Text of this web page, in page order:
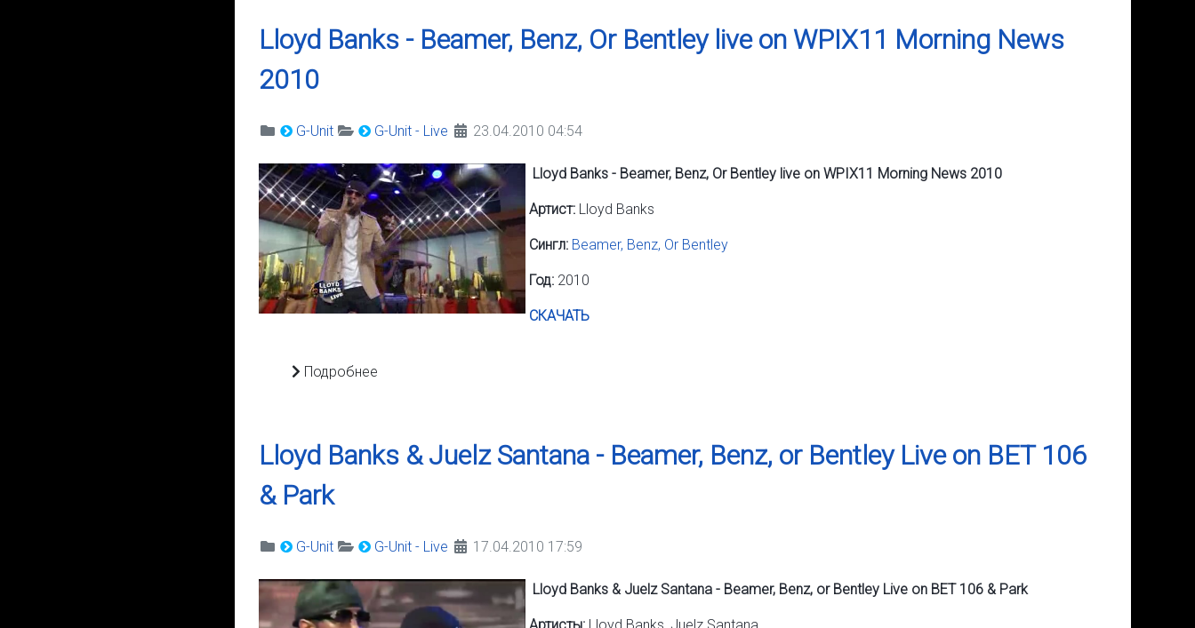
Lloyd Banks - Beamer, Benz, Or Bentley live on WPIX11 Morning News
2010
G-Unit G-Unit - Live 23.04.2010 04:54
Lloyd Banks - Beamer, Benz, Or Bentley live on WPIX11 Morning News 2010
Артист: Lloyd Banks
Сингл: Beamer, Benz, Or Bentley
Год: 2010
СКАЧАТЬ
Подробнее
Lloyd Banks & Juelz Santana - Beamer, Benz, or Bentley Live on BET 106
& Park
G-Unit G-Unit - Live 17.04.2010 17:59
Lloyd Banks & Juelz Santana - Beamer, Benz, or Bentley Live on BET 106 & Park